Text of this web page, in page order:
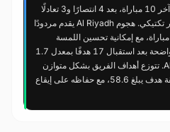
Al Riyadh يقدم نتائج متذبذبة في آخر 10 مباراة، بعد 4 انتصارًا و3 تعادلًا
و3 خسارة، ما يعكس عدم استقرار تكتيكي. هجوم Al Riyadh يقدم مردودًا
جيدًا بعدما سجل 15 هدفًا في 10 مباراة، مع إمكانية تحسين اللمسة
الأخيرة. الدفاع يمثل نقطة ضعف واضحة بعد استقبال 17 هدفًا بمعدل 1.7
لكل مباراة، خصوصًا أمام Al Fayha. تتوزع أهداف الفريق بشكل متوازن
عبر فترات المباراة، بمتوسط دقيقة هدف يبلغ 58.6، مع حفاظه على إيقاع